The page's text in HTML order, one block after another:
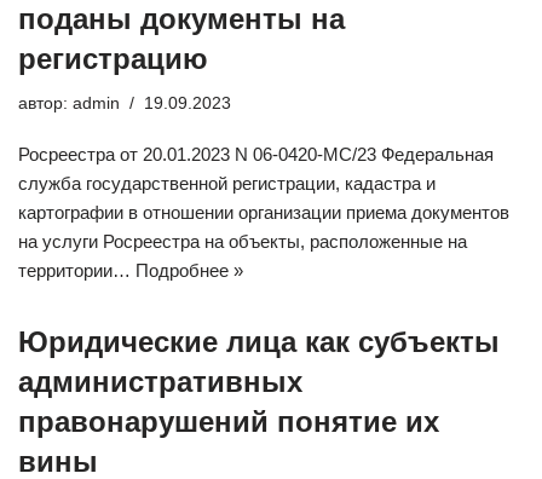
поданы документы на
регистрацию
автор: admin 19.09.2023
Росреестра от 20.01.2023 N 06-0420-МС/23 Федеральная
служба государственной регистрации, кадастра и
картографии в отношении организации приема документов
на услуги Росреестра на объекты, расположенные на
территории… Подробнее »
Юридические лица как субъекты
административных
правонарушений понятие их
вины